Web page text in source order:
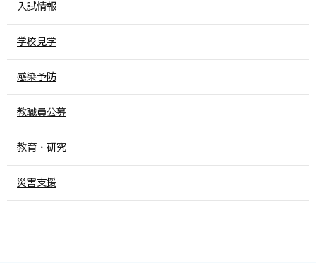
入試情報
学校見学
感染予防
教職員公募
教育・研究
災害支援